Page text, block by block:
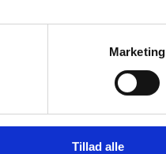
Marketing
Tillad alle